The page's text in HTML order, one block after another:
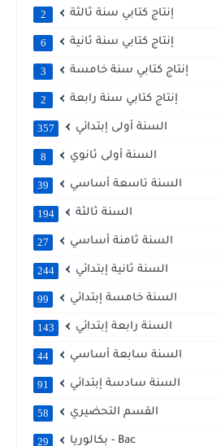
إنتاج كتابي سنة ثالثة 2
إنتاج كتابي سنة ثانية 6
إنتاج كتابي سنة خامسة 3
إنتاج كتابي سنة رابعة 2
السنة أولى إبتدائي 357
السنة أولى ثانوي 8
السنة تاسعة أساسي 39
السنة ثالثة 194
السنة ثامنة أساسي 27
السنة ثانية إبتدائي 244
السنة خامسة إبتدائي 99
السنة رابعة إبتدائي 143
السنة سابعة أساسي 44
السنة سادسة إبتدائي 91
القسم التحضيري 58
بكالوريا - Bac 29